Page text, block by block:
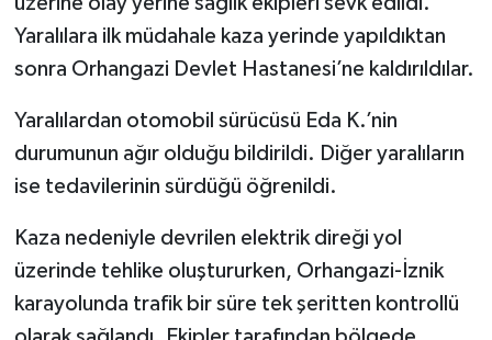
Yaralılara ilk müdahale kaza yerinde yapıldıktan
sonra Orhangazi Devlet Hastanesi’ne kaldırıldılar.
Yaralılardan otomobil sürücüsü Eda K.’nin
durumunun ağır olduğu bildirildi. Diğer yaralıların
ise tedavilerinin sürdüğü öğrenildi.
Kaza nedeniyle devrilen elektrik direği yol
üzerinde tehlike oluştururken, Orhangazi-İznik
karayolunda trafik bir süre tek şeritten kontrollü